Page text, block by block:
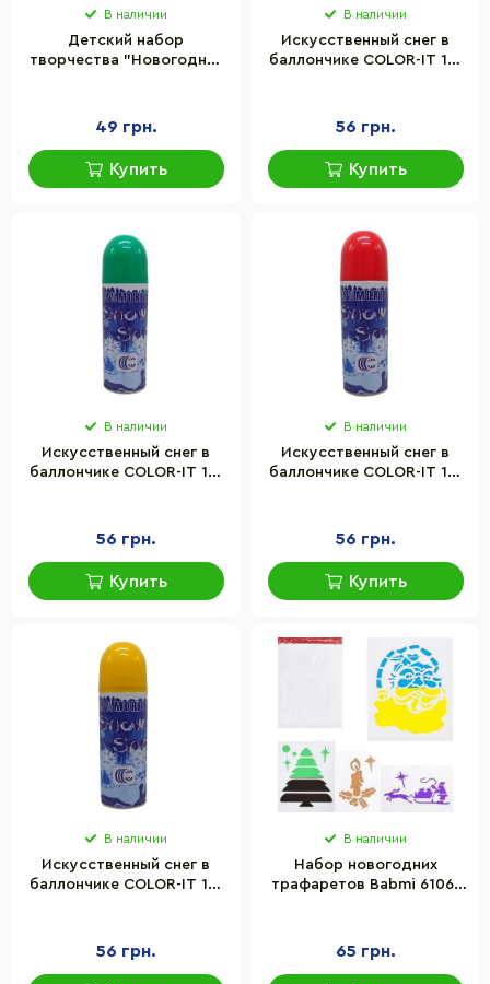
В наличии
Детский набор
творчества "Новогодних
декора
49 грн.
Купить
В наличии
Искусственный снег в
баллончике COLOR-IT 13-
56 грн.
Купить
В наличии
Искусственный снег в
баллончике COLOR-IT 13-
56 грн.
Купить
В наличии
Искусственный снег в
баллончике COLOR-IT 13-
56 грн.
Купить
В наличии
Искусственный снег в
баллончике COLOR-IT 13-
56 грн.
В наличии
Набор новогодних
трафаретов Babmi 6106-
65 грн.